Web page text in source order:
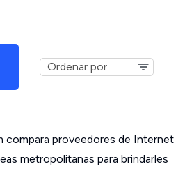
compara proveedores de Internet
metropolitanas para brindarles